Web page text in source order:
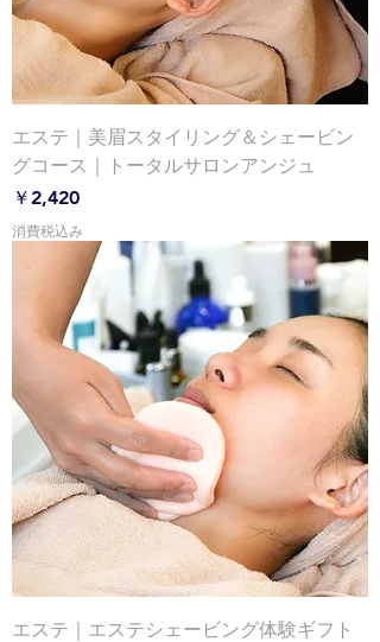
エステ｜美眉スタイリング＆シェービン
グコース｜トータルサロンアンジュ
価格
￥2,420
消費税込み
エステ｜エステシェービング体験ギフト